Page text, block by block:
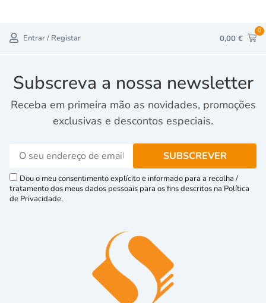
Entrar / Registar 0,00 €
0
Subscreva a nossa newsletter
Receba em primeira mão as novidades, promoções
exclusivas e descontos especiais.
Dou o meu consentimento explícito e informado para a recolha /
tratamento dos meus dados pessoais para os fins descritos na Política
de Privacidade.